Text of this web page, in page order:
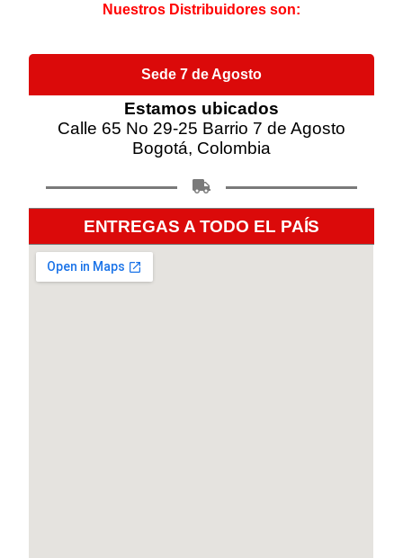
Nuestros Distribuidores son:
Sede 7 de Agosto
Estamos ubicados
Calle 65 No 29-25 Barrio 7 de Agosto
Bogotá, Colombia
ENTREGAS A TODO EL PAÍS